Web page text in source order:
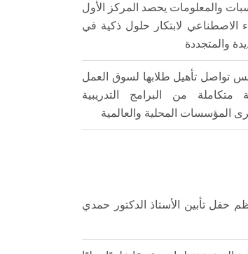
والمعلومات يحصد المركز الأول
الاصطناعي لابتكار حلول ذكية في
والمتجددة
تواصل تأهيل طلابها لسوق العمل
من البرامج التدريبية
المؤسسات المحلية والعالمية
حفل تأبين الأستاذ الدكتور حمدي